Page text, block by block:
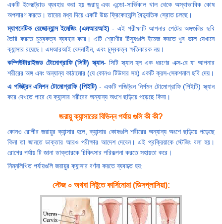
একটি ইলেক্ট্রোড ব্যবহার করা হয় জরায়ু এবং এন্ডো-সার্ভিকাল খাল থেকে অস্বাভাবিক কোষ
অপসারণ করতে। তারের মধ্য দিয়ে একটি উচ্চ ফ্রিকোয়েন্সি বৈদ্যুতিক স্রোত চলছে।
ম্যাগনেটিক রেজোন্যান্স ইমেজিং (এমআরআই)- এই পরীক্ষাটি আপনার পেটের অঙ্গগুলির ছবি
তৈরি করতে চুম্বকত্ব ব্যবহার করে। এটি শ্রোণীর টিস্যুগুলি ইমেজ করতে খুব ভাল যেখানে
ক্যান্সার রয়েছে। এমআরআই বেদনাহীন, এবং চুম্বকত্ব ক্ষতিকারক নয়।
কম্পিউটারাইজড টোমোগ্রাফি (সিটি) স্ক্যান- সিটি স্ক্যান হল এক ধরণের এক্স-রে যা আপনার
শরীরের অঙ্গ এবং অন্যান্য কাঠামোর (যে কোনও টিউমার সহ) একটি ক্রস-সেকশনাল ছবি দেয়।
এ পজিট্রন এমিশন টোমোগ্রাফি (পিইটি)- একটি পজিট্রন নির্গমন টোমোগ্রাফি (পিইটি) স্ক্যান
করে দেখতে পারে যে ক্যান্সার শরীরের অন্যান্য অংশে ছড়িয়ে পড়েছে কিনা।
জরায়ু ক্যান্সারের বিভিন্ন পর্যায় গুলি কী কী?
কোনও রোগীর জরায়ুর ক্যান্সার হলে, ক্যান্সার কোষগুলি শরীরের অন্যান্য অংশে ছড়িয়ে পড়েছে
কিনা তা জানতে ডাক্তার আরও পরীক্ষার আদেশ দেবেন। এই প্রক্রিয়াকে স্টেজিং বলা হয়।
রোগের পর্যায় টি জানা ডাক্তারকে চিকিৎসার পরিকল্পনা করতে সহায়তা করে।
নিম্নলিখিত পর্যায়গুলি জরায়ুর ক্যান্সার বর্ণনা করতে ব্যবহৃত হয়:
স্টেজ ০ অথবা সিটুতে কার্সিনোমা (ডিসপ্লাসিয়া):